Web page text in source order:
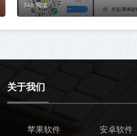
748 阅读
关于我们
苹果软件 安卓软件